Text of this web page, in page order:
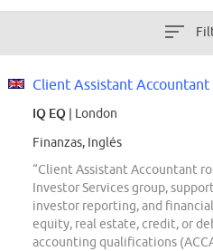
Client Assistant Accountant
IQ EQ | London
Finanzas, Inglés
“Client Assistant Accountant
Investor Services group,
investor reporting, and
equity, real estate, credit, or
accounting qualifications